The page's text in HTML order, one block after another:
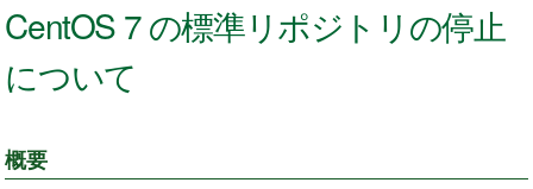
CentOS 7 の標準リポジトリの停止
について
概要